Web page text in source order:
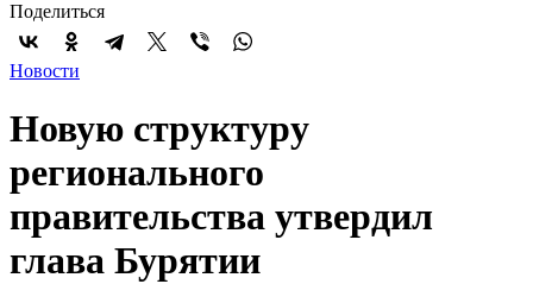
Поделиться
Новости
Новую структуру
регионального
правительства утвердил
глава Бурятии